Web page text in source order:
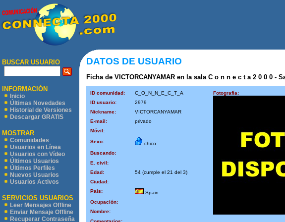
BUSCAR USUARIO
INFORMACIÓN
Inicio
Últimas Novedades
Historial de Versiones
Descargar GRATIS
MOSTRAR
Comunidades
Usuarios en Línea
Usuarios con Vídeo
Últimos Usuarios
Últimos Perfiles
Nuevos Usuarios
Usuarios Activos
SERVICIOS USUARIOS
Leer Mensajes Offline
Enviar Mensaje Offline
Recuperar Contraseña
DATOS DE USUARIO
Ficha de VICTORCANYAMAR en la sala C o n n e c t a 2 0 0 0 -
ID comunidad: C_O_N_N_E_C_T_A
Fotografía:
ID usuario:
2979
Nickname:
VICTORCANYAMAR
E-mail:
privado
Móvil:
Sexo:
chico
Buscando:
E. civil:
Edad:
54 (cumple el 21 del 3)
Ciudad:
País:
Spain
Ocupación:
Nombre: